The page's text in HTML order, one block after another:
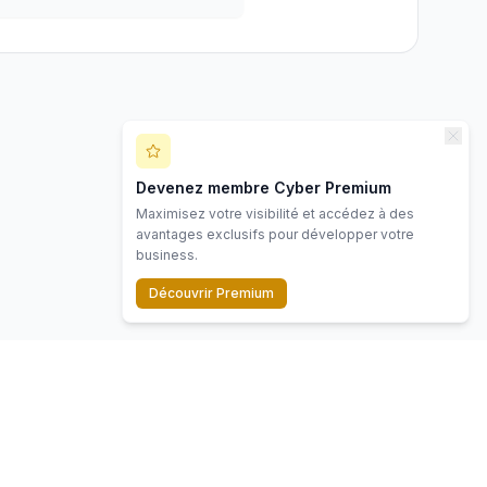
Devenez membre Cyber Premium
Maximisez votre visibilité et accédez à des
avantages exclusifs pour développer votre
business.
Découvrir Premium